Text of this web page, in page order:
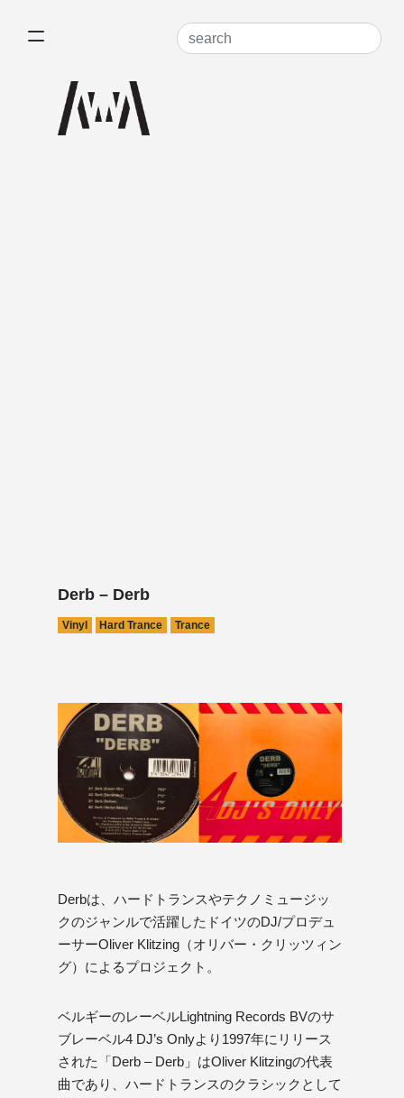
Derb – Derb
Vinyl Hard Trance Trance
Derbは、ハードトランスやテクノミュージッ
クのジャンルで活躍したドイツのDJ/プロデュ
ーサーOliver Klitzing（オリバー・クリッツィン
グ）によるプロジェクト。
ベルギーのレーベルLightning Records BVのサ
ブレーベル4 DJ’s Onlyより1997年にリリース
された「Derb – Derb」はOliver Klitzingの代表
曲であり、ハードトランスのクラシックとして